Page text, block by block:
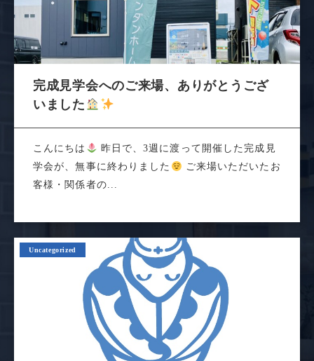
完成見学会へのご来場、ありがとうござ
いました
こんにちは
昨日で、3週に渡って開催した完成見
学会が、無事に終わりました
ご来場いただいたお
客様・関係者の...
Uncategorized